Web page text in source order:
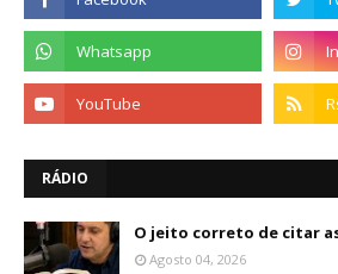
RÁDIO
O jeito correto de citar
Agosto 04, 2026